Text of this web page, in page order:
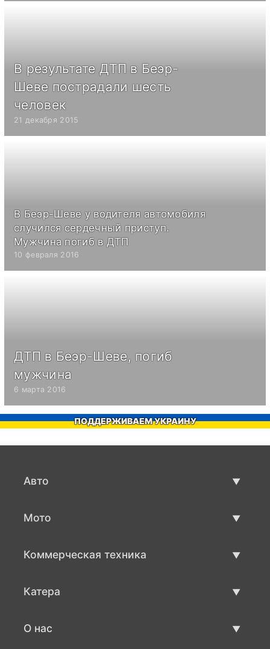
В результате ДТП в Беэр-
Шеве пострадали шесть
человек
21 декабря 2015
В Беэр-Шеве у водителя автомобиля
случился сердечный приступ.
Мужчина погиб в ДТП
10 февраля 2016
ДТП в Беэр-Шеве, погиб
мужчина
6 марта 2016
ПОДДЕРЖИВАЕМ УКРАИНУ
Авто
Мото
Коммерческая техника
Катера
О нас